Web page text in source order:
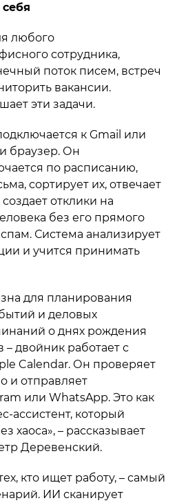
любого
сотрудника,
поток писем, встреч
вакансии.
эти задачи.
к Gmail или
браузер. Он
по расписанию,
сортирует их, отвечает
отклики на
без его прямого
Система анализирует
и учится принимать
для планирования
и деловых
о днях рождения
двойник работает с
Calendar. Он проверяет
и отправляет
или WhatsApp. Это как
ассистент, который
хаоса», – рассказывает
Деревенский.
кто ищет работу, – самый
ИИ сканирует